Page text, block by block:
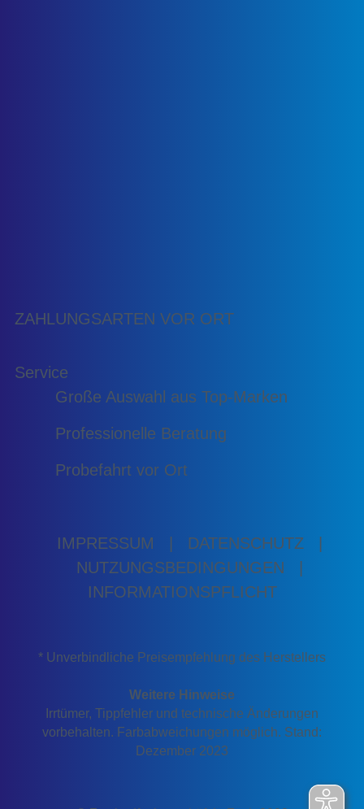
ZAHLUNGSARTEN VOR ORT
Service
Große Auswahl aus Top-Marken
Professionelle Beratung
Probefahrt vor Ort
IMPRESSUM DATENSCHUTZ
NUTZUNGSBEDINGUNGEN
INFORMATIONSPFLICHT
* Unverbindliche Preisempfehlung des Herstellers
Weitere Hinweise
Irrtümer, Tippfehler und technische Änderungen
vorbehalten. Farbabweichungen möglich. Stand:
Dezember 2023